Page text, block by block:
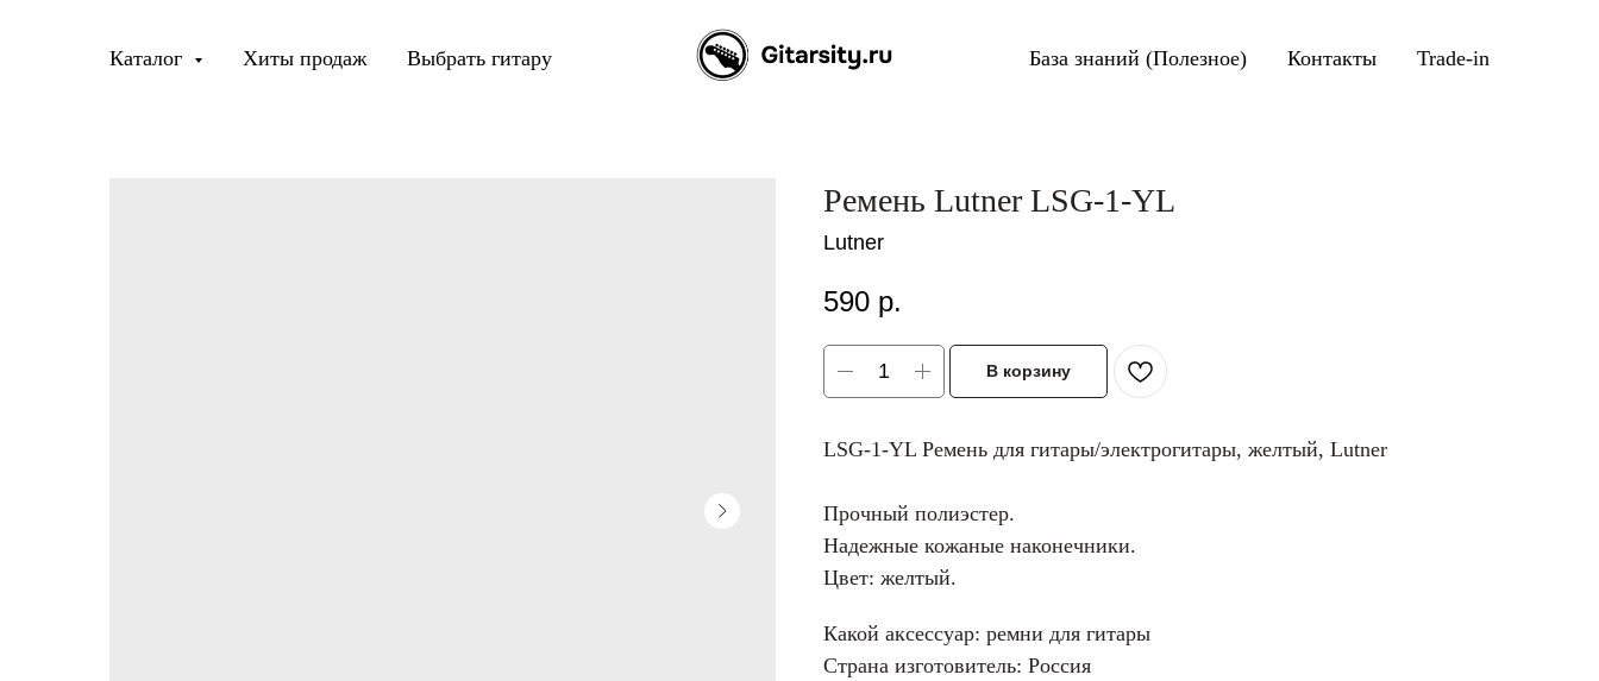
Каталог Хиты продаж Выбрать гитару База знаний (Полезное) Контакты Trade-in
Ремень Lutner LSG-1-YL
Lutner
590 р.
В корзину
LSG-1-YL Ремень для гитары/электрогитары, желтый, Lutner
Прочный полиэстер.
Надежные кожаные наконечники.
Цвет: желтый.
Какой аксессуар: ремни для гитары
Страна изготовитель: Россия